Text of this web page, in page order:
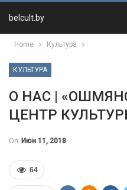
belcult.by
Home Культура
КУЛЬТУРА
О НАС |
ЦЕНТР
On Июн 11, 2018
64